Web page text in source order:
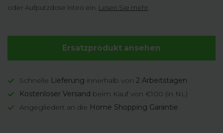
oder Aufputzdose Inteo ein. Lesen Sie mehr
Ersatzprodukt ansehen
Schnelle Lieferung innerhalb von 2 Arbeitstagen
Kostenloser Versand beim Kauf von €100 (in NL)
Angegliedert an die Home Shopping Garantie